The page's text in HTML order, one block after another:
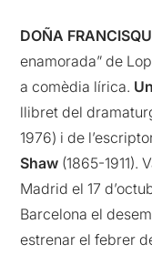
DOÑA
enamorada” de
a comèdia lírica.
llibret del
1976) i de
Shaw (1865-1911).
Madrid el 17
Barcelona el
estrenar el febrer